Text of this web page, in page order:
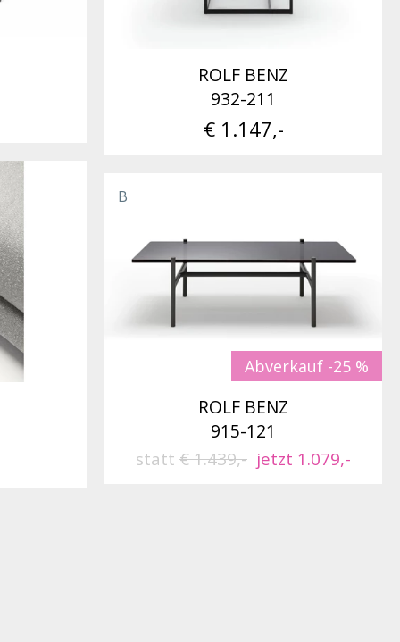
ROLF BENZ
932-211
€ 1.147,-
Abverkauf -25 %
B
ROLF BENZ
915-121
statt € 1.439,- jetzt 1.079,-